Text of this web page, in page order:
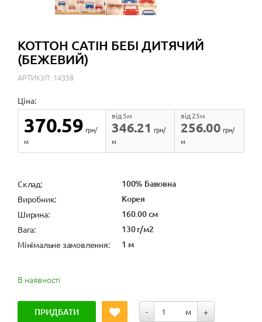
КОТТОН САТІН БЕБІ ДИТЯЧИЙ
(БЕЖЕВИЙ)
АРТИКУЛ: 14358
Ціна:
370.59 грн/
м
346.21
від 5м
грн/
м
256.00
від 25м
грн/
м
Cклад: 100% Бавовна
Виробник: Корея
Ширина: 160.00 см
Вага: 130 г/м2
Мінімальне замовлення: 1 м
В наявності
ПРИДБАТИ - м +